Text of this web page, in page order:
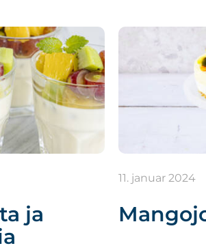
ja
11. januar 2024